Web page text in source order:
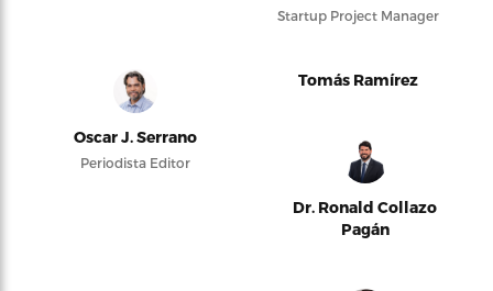
Startup Project Manager
Oscar J. Serrano
Periodista Editor
Tomás Ramírez
Dr. Ronald Collazo
Pagán